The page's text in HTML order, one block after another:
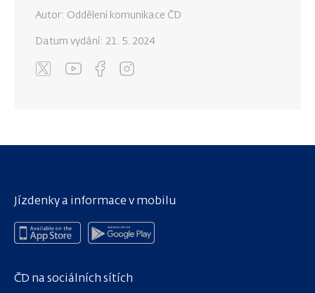
Autor: Oddělení komunikace ČD
Datum vydání: 21. 5. 2024
Jízdenky a informace v mobilu
ČD na sociálních sítích